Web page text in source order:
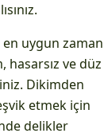
uygun zaman
hasarsız ve düz
Dikimden
etmek için
delikler